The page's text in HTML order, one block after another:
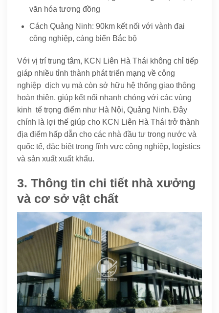
văn hóa tương đồng
Cách Quảng Ninh: 90km kết nối với vành đai
công nghiệp, cảng biển Bắc bộ
Với vị trí trung tâm, KCN Liên Hà Thái không chỉ tiếp
giáp nhiều tỉnh thành phát triển mạng về công
nghiệp dịch vụ mà còn sở hữu hệ thống giao thông
hoàn thiện, giúp kết nối nhanh chóng với các vùng
kinh tế trọng điểm như Hà Nội, Quảng Ninh. Đây
chính là lợi thế giúp cho KCN Liên Hà Thái trở thành
địa điểm hấp dẫn cho các nhà đầu tư trong nước và
quốc tế, đặc biệt trong lĩnh vực công nghiệp, logistics
và sản xuất xuất khẩu.
3. Thông tin chi tiết nhà xưởng
và cơ sở vật chất